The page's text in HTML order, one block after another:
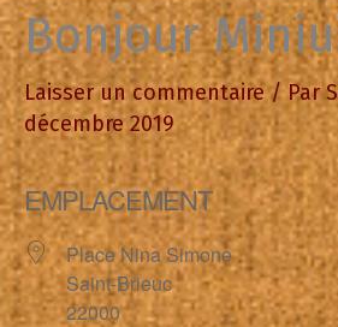
Bonjour
Laisser un commentaire / Par
décembre 2019
EMPLACEMENT
Place Nina Simone
Saint-Brieuc
22000